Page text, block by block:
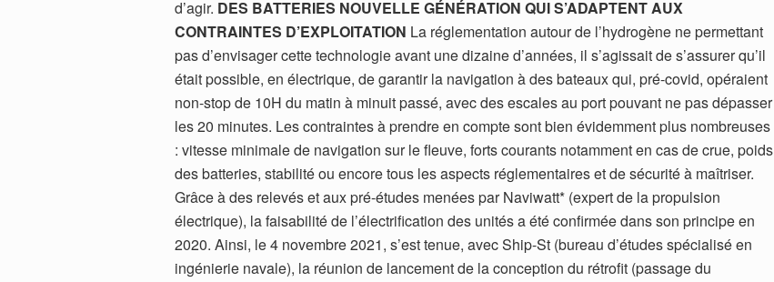
d’agir. DES BATTERIES NOUVELLE GÉNÉRATION QUI S’ADAPTENT AUX
CONTRAINTES D’EXPLOITATION La réglementation autour de l’hydrogène ne permettant
pas d’envisager cette technologie avant une dizaine d’années, il s’agissait de s’assurer qu’il
était possible, en électrique, de garantir la navigation à des bateaux qui, pré-covid, opéraient
non-stop de 10H du matin à minuit passé, avec des escales au port pouvant ne pas dépasser
les 20 minutes. Les contraintes à prendre en compte sont bien évidemment plus nombreuses
: vitesse minimale de navigation sur le fleuve, forts courants notamment en cas de crue, poids
des batteries, stabilité ou encore tous les aspects réglementaires et de sécurité à maîtriser.
Grâce à des relevés et aux pré-études menées par Naviwatt* (expert de la propulsion
électrique), la faisabilité de l’électrification des unités a été confirmée dans son principe en
2020. Ainsi, le 4 novembre 2021, s’est tenue, avec Ship-St (bureau d’études spécialisé en
ingénierie navale), la réunion de lancement de la conception du rétrofit (passage du